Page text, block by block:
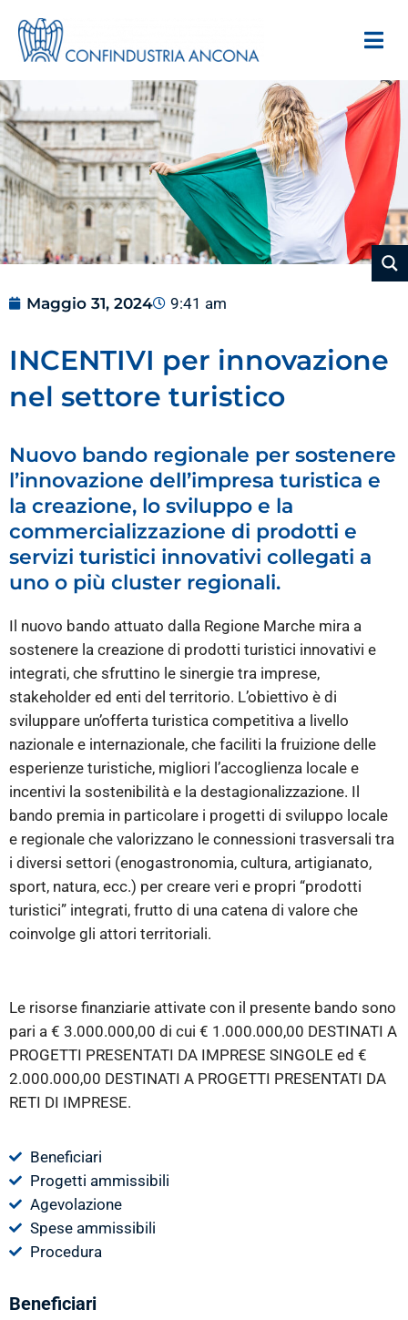
Maggio 31, 2024 9:41 am
INCENTIVI per innovazione
nel settore turistico
Nuovo bando regionale per sostenere
l’innovazione dell’impresa turistica e
la creazione, lo sviluppo e la
commercializzazione di prodotti e
servizi turistici innovativi collegati a
uno o più cluster regionali.
Il nuovo bando attuato dalla Regione Marche mira a
sostenere la creazione di prodotti turistici innovativi e
integrati, che sfruttino le sinergie tra imprese,
stakeholder ed enti del territorio. L’obiettivo è di
sviluppare un’offerta turistica competitiva a livello
nazionale e internazionale, che faciliti la fruizione delle
esperienze turistiche, migliori l’accoglienza locale e
incentivi la sostenibilità e la destagionalizzazione. Il
bando premia in particolare i progetti di sviluppo locale
e regionale che valorizzano le connessioni trasversali tra
i diversi settori (enogastronomia, cultura, artigianato,
sport, natura, ecc.) per creare veri e propri “prodotti
turistici” integrati, frutto di una catena di valore che
coinvolge gli attori territoriali.
Le risorse finanziarie attivate con il presente bando sono
pari a € 3.000.000,00 di cui € 1.000.000,00 DESTINATI A
PROGETTI PRESENTATI DA IMPRESE SINGOLE ed €
2.000.000,00 DESTINATI A PROGETTI PRESENTATI DA
RETI DI IMPRESE.
Beneficiari
Progetti ammissibili
Agevolazione
Spese ammissibili
Procedura
Beneficiari